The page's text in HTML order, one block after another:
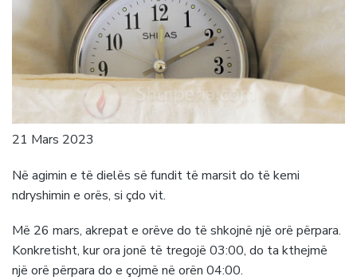
21 Mars 2023
Në agimin e të dielës së fundit të marsit do të kemi
ndryshimin e orës, si çdo vit.
Më 26 mars, akrepat e orëve do të shkojnë një orë përpara.
Konkretisht, kur ora jonë të tregojë 03:00, do ta kthejmë
një orë përpara do e çojmë në orën 04:00.